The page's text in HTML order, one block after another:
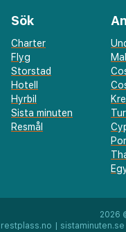
Sök
Charter
Flyg
Storstad
Hotell
Hyrbil
Sista minuten
Resmål
2026
restplass.no
sistaminuten.se